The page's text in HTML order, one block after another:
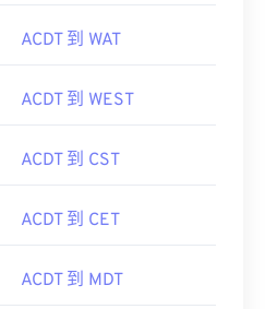
ACDT 到 WAT
ACDT 到 WEST
ACDT 到 CST
ACDT 到 CET
ACDT 到 MDT